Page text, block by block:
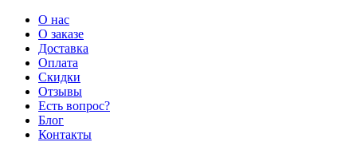
О нас
О заказе
Доставка
Оплата
Скидки
Отзывы
Есть вопрос?
Блог
Контакты